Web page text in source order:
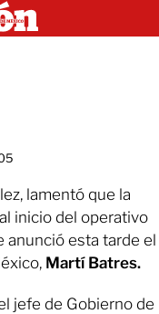
lamentó que la
inicio del operativo
anunció esta tarde el
Martí Batres.
jefe de Gobierno de